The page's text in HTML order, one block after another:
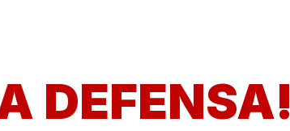
DEFENSA!